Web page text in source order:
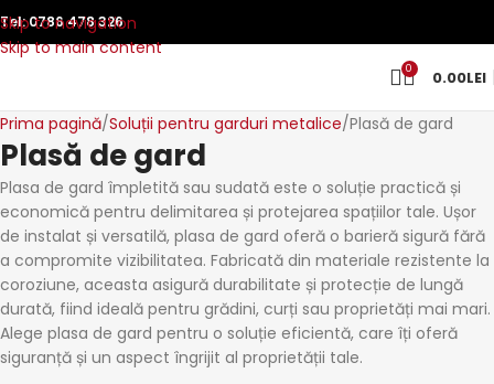
Skip to navigation
Skip to main content
Tel:0786 478 326
0 0.00LEI
Prima pagină Soluții pentru garduri metalice Plasă de gard
Plasă de gard
Plasa de gard împletită sau sudată este o soluție practică și
economică pentru delimitarea și protejarea spațiilor tale. Ușor
de instalat și versatilă, plasa de gard oferă o barieră sigură fără
a compromite vizibilitatea. Fabricată din materiale rezistente la
coroziune, aceasta asigură durabilitate și protecție de lungă
durată, fiind ideală pentru grădini, curți sau proprietăți mai mari.
Alege plasa de gard pentru o soluție eficientă, care îți oferă
siguranță și un aspect îngrijit al proprietății tale.